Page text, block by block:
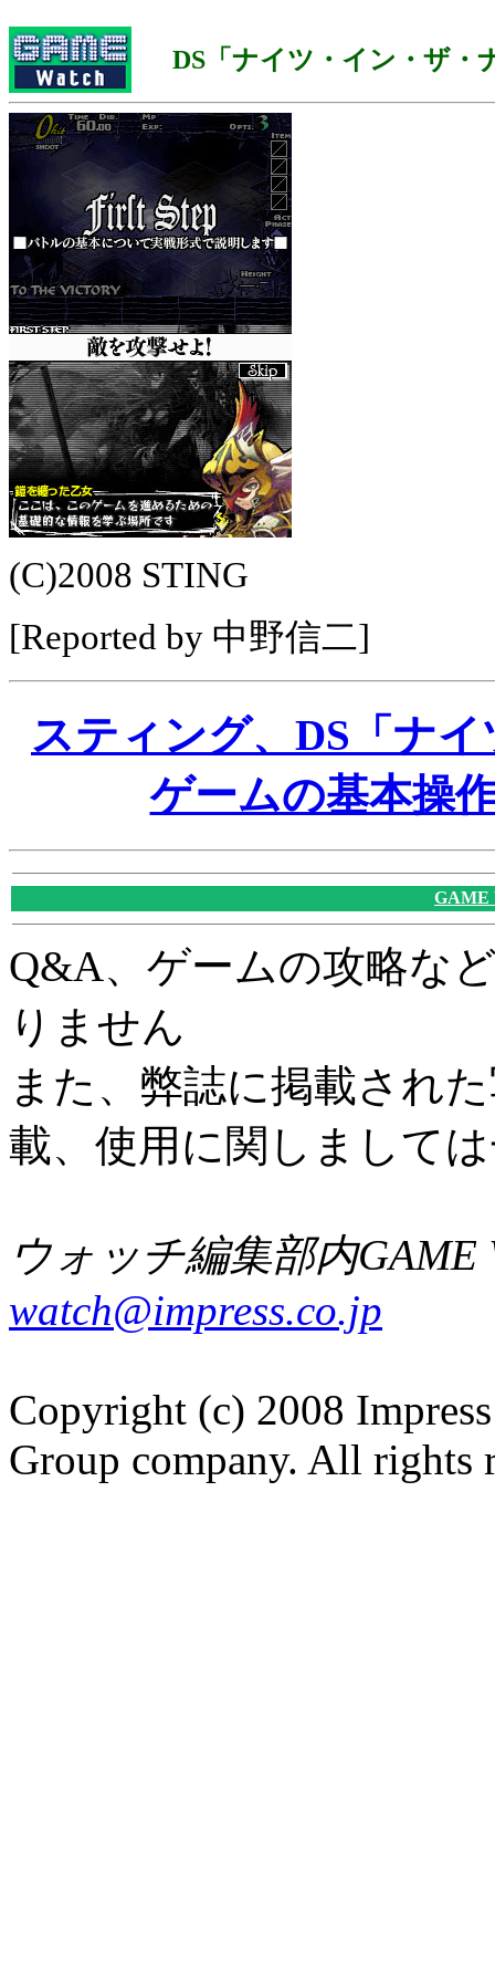
DS「ナイツ・イン・ザ・
(C)2008 STING
[Reported by 中野信二]
スティング、DS「ナ
ゲームの基本操
GAME
Q&A、ゲームの攻略な
りません
また、弊誌に掲載され
載、使用に関しまして
ウォッチ編集部内GAME
watch@impress.co.jp
Copyright (c) 2008
Group company. All rights